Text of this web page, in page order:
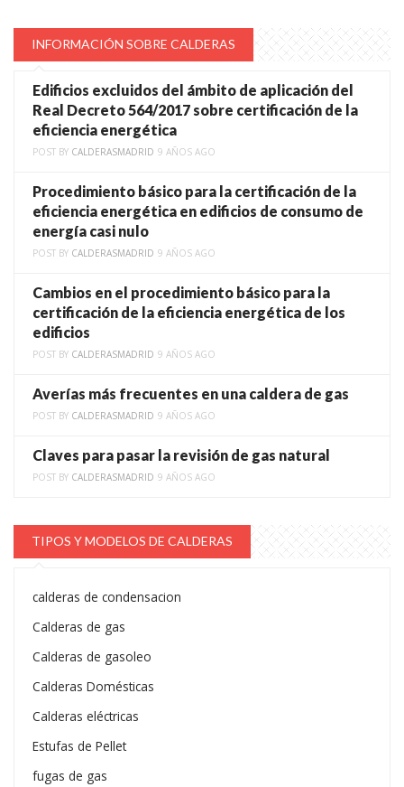
INFORMACIÓN SOBRE CALDERAS
Edificios excluidos del ámbito de aplicación del
Real Decreto 564/2017 sobre certificación de la
eficiencia energética
POST BY CALDERASMADRID 9 AÑOS AGO
Procedimiento básico para la certificación de la
eficiencia energética en edificios de consumo de
energía casi nulo
POST BY CALDERASMADRID 9 AÑOS AGO
Cambios en el procedimiento básico para la
certificación de la eficiencia energética de los
edificios
POST BY CALDERASMADRID 9 AÑOS AGO
Averías más frecuentes en una caldera de gas
POST BY CALDERASMADRID 9 AÑOS AGO
Claves para pasar la revisión de gas natural
POST BY CALDERASMADRID 9 AÑOS AGO
TIPOS Y MODELOS DE CALDERAS
calderas de condensacion
Calderas de gas
Calderas de gasoleo
Calderas Domésticas
Calderas eléctricas
Estufas de Pellet
fugas de gas